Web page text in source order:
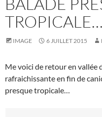
TROPICALE…
IMAGE 6 JUILLET 2015
Me voici de retour en vallée
rafraichissante en fin de
presque tropicale…